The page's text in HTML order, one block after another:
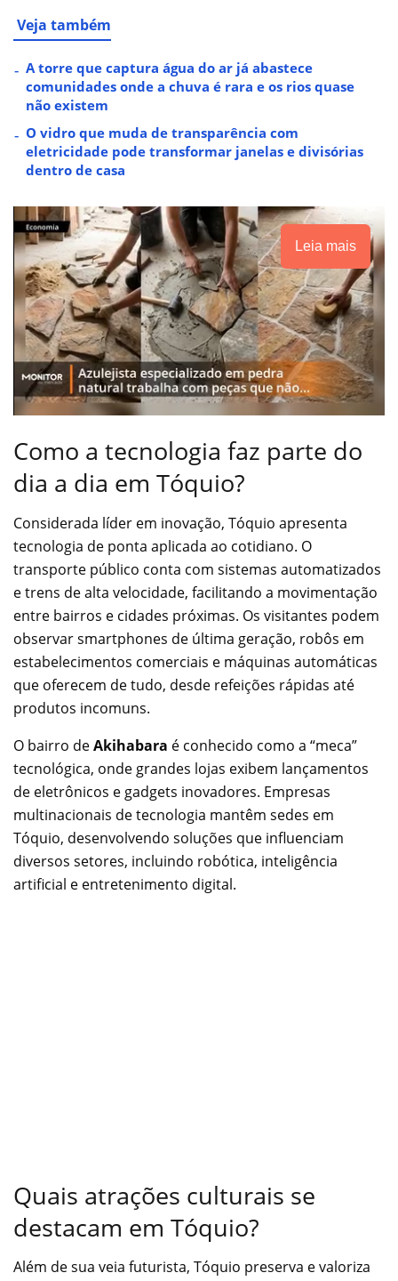
Veja também
A torre que captura água do ar já abastece
comunidades onde a chuva é rara e os rios quase
não existem
O vidro que muda de transparência com
eletricidade pode transformar janelas e divisórias
dentro de casa
Leia mais
Como a tecnologia faz parte do
dia a dia em Tóquio?
Considerada líder em inovação, Tóquio apresenta
tecnologia de ponta aplicada ao cotidiano. O
transporte público conta com sistemas automatizados
e trens de alta velocidade, facilitando a movimentação
entre bairros e cidades próximas. Os visitantes podem
observar smartphones de última geração, robôs em
estabelecimentos comerciais e máquinas automáticas
que oferecem de tudo, desde refeições rápidas até
produtos incomuns.
O bairro deAkihabara é conhecido como a “meca”
tecnológica, onde grandes lojas exibem lançamentos
de eletrônicos e gadgets inovadores. Empresas
multinacionais de tecnologia mantêm sedes em
Tóquio, desenvolvendo soluções que influenciam
diversos setores, incluindo robótica, inteligência
artificial e entretenimento digital.
Quais atrações culturais se
destacam em Tóquio?
Além de sua veia futurista, Tóquio preserva e valoriza